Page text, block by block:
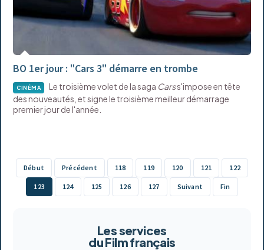
BO 1er jour : "Cars 3" démarre en trombe
CINÉMA Le troisième volet de la saga Carss'impose en tête
des nouveautés, et signe le troisième meilleur démarrage
premier jour de l'année.
Début Précédent 118 119 120 121 122
123 124 125 126 127 Suivant Fin
Les services
du Film français